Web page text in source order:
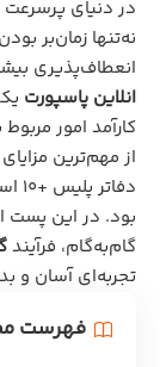
در دنیای پرسرعت
نه‌تنها زمان‌بر
انعطاف‌پذیری
انلاین پاسپورت
کارآمد امور
از مهم‌ترین
بود. در این پست
گام‌به‌گام، فرآیند
تجربه‌ای آسان و
فهرست